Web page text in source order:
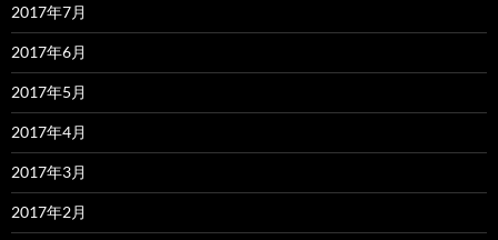
2017年7月
2017年6月
2017年5月
2017年4月
2017年3月
2017年2月